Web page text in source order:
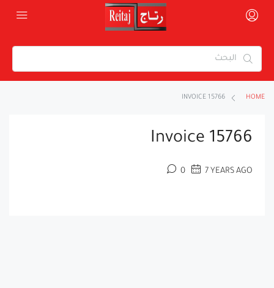
HOME
INVOICE 15766
Invoice 15766
7 YEARS AGO
0